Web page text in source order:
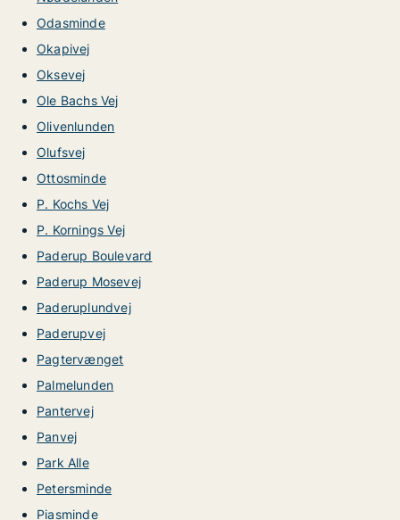
Odasminde
Okapivej
Oksevej
Ole Bachs Vej
Olivenlunden
Olufsvej
Ottosminde
P. Kochs Vej
P. Kornings Vej
Paderup Boulevard
Paderup Mosevej
Paderuplundvej
Paderupvej
Pagtervænget
Palmelunden
Pantervej
Panvej
Park Alle
Petersminde
Piasminde